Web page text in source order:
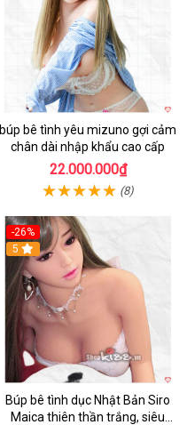
búp bê tình yêu mizuno gợi cảm
chân dài nhập khẩu cao cấp
22.000.000₫
(8)
-26%
Hot
5
Búp bê tình dục Nhật Bản Siro
Maica thiên thần trắng, siêu